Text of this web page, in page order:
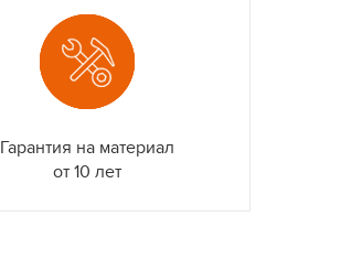
Гарантия на материал
от 10 лет